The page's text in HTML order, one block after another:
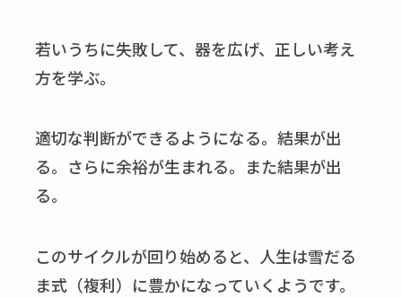
若いうちに失敗して、器を広げ、正しい考え
方を学ぶ。
適切な判断ができるようになる。結果が出
る。さらに余裕が生まれる。また結果が出
る。
このサイクルが回り始めると、人生は雪だる
ま式（複利）に豊かになっていくようです。